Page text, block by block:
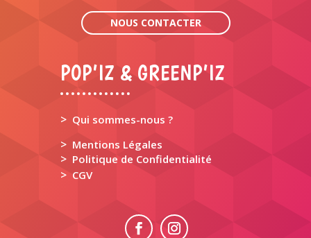
NOUS CONTACTER
POP’IZ & GREENP’IZ
> Qui sommes-nous ?
> Mentions Légales
> Politique de Confidentialité
> CGV